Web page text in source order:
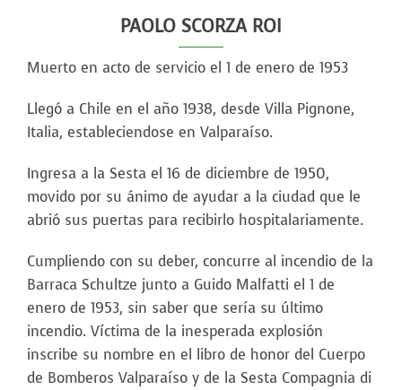
PAOLO SCORZA ROI
Muerto en acto de servicio el 1 de enero de 1953
Llegó a Chile en el año 1938, desde Villa Pignone,
Italia, estableciendose en Valparaíso.
Ingresa a la Sesta el 16 de diciembre de 1950,
movido por su ánimo de ayudar a la ciudad que le
abrió sus puertas para recibirlo hospitalariamente.
Cumpliendo con su deber, concurre al incendio de la
Barraca Schultze junto a Guido Malfatti el 1 de
enero de 1953, sin saber que sería su último
incendio. Víctima de la inesperada explosión
inscribe su nombre en el libro de honor del Cuerpo
de Bomberos Valparaíso y de la Sesta Compagnia di